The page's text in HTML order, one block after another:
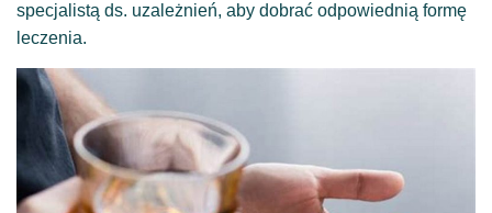
specjalistą ds. uzależnień, aby dobrać odpowiednią formę
leczenia.